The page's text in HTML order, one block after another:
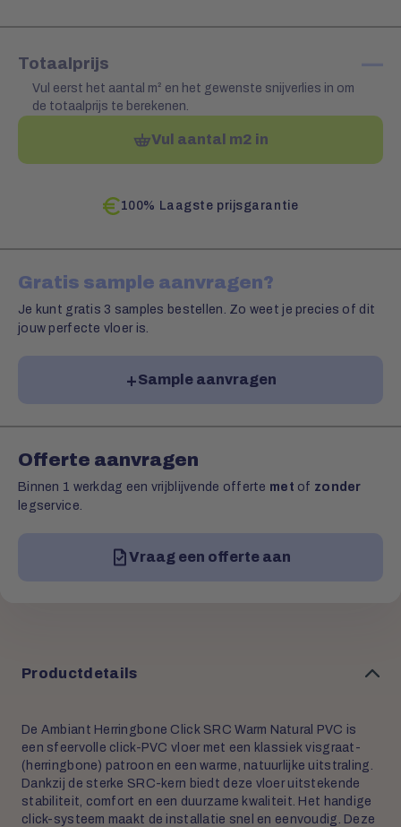
Totaalprijs —
Vul eerst het aantal m² en het gewenste snijverlies in om
de totaalprijs te berekenen.
Vul aantal m2 in
100% Laagste prijsgarantie
Gratis sample aanvragen?
Je kunt gratis 3 samples bestellen. Zo weet je precies of dit
jouw perfecte vloer is.
Sample aanvragen
Offerte aanvragen
Binnen 1 werkdag een vrijblijvende offerte met of zonder
legservice.
Vraag een offerte aan
Productdetails
De Ambiant Herringbone Click SRC Warm Natural PVC is
een sfeervolle click-PVC vloer met een klassiek visgraat-
(herringbone) patroon en een warme, natuurlijke uitstraling.
Dankzij de sterke SRC-kern biedt deze vloer uitstekende
stabiliteit, comfort en een duurzame kwaliteit. Het handige
click-systeem maakt de installatie snel en eenvoudig. Deze